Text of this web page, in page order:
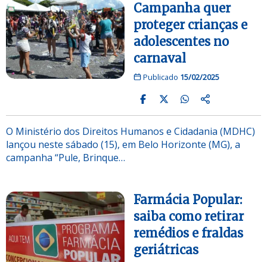
Campanha quer
proteger crianças e
adolescentes no
carnaval
Publicado 15/02/2025
O Ministério dos Direitos Humanos e Cidadania (MDHC)
lançou neste sábado (15), em Belo Horizonte (MG), a
campanha “Pule, Brinque…
Farmácia Popular:
saiba como retirar
remédios e fraldas
geriátricas